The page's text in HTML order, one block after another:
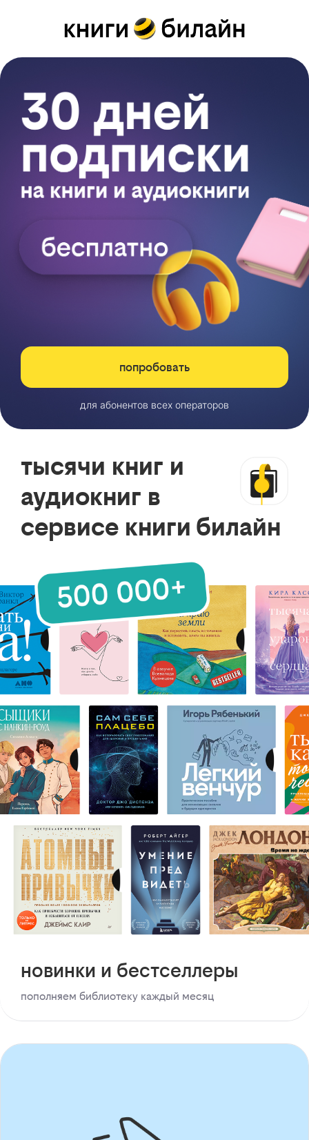
попробовать
для абонентов всех операторов
тысячи книг и
аудиокниг в
сервисе книги билайн
новинки и бестселлеры
пополняем библиотеку каждый месяц